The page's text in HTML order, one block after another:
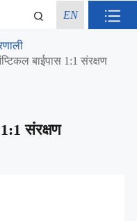
EN
बाईपास 1:1 संरक्षण
संरक्षण